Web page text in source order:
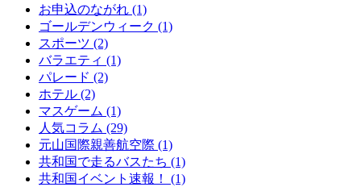
お申込のながれ (1)
ゴールデンウィーク (1)
スポーツ (2)
バラエティ (1)
パレード (2)
ホテル (2)
マスゲーム (1)
人気コラム (29)
元山国際親善航空際 (1)
共和国で走るバスたち (1)
共和国イベント速報！ (1)